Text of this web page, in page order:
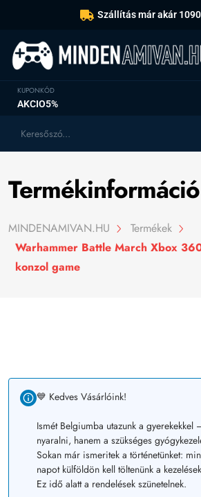
Szállítás már akár
KUPONKÓD
AKCIO5%
Termékinformáció
MINDENAMIVAN.HU
Termékek
Warhammer Battle March Xbox
konzol game
💙 Kedves Vásárlóink!
Ismét Belgiumba utazunk a gyerekekkel
nyaralni, hanem a szükséges
Sokan már ismeritek a történetünket:
napot külföldön kell töltenünk a
Ez idő alatt a rendelések szünetelnek.